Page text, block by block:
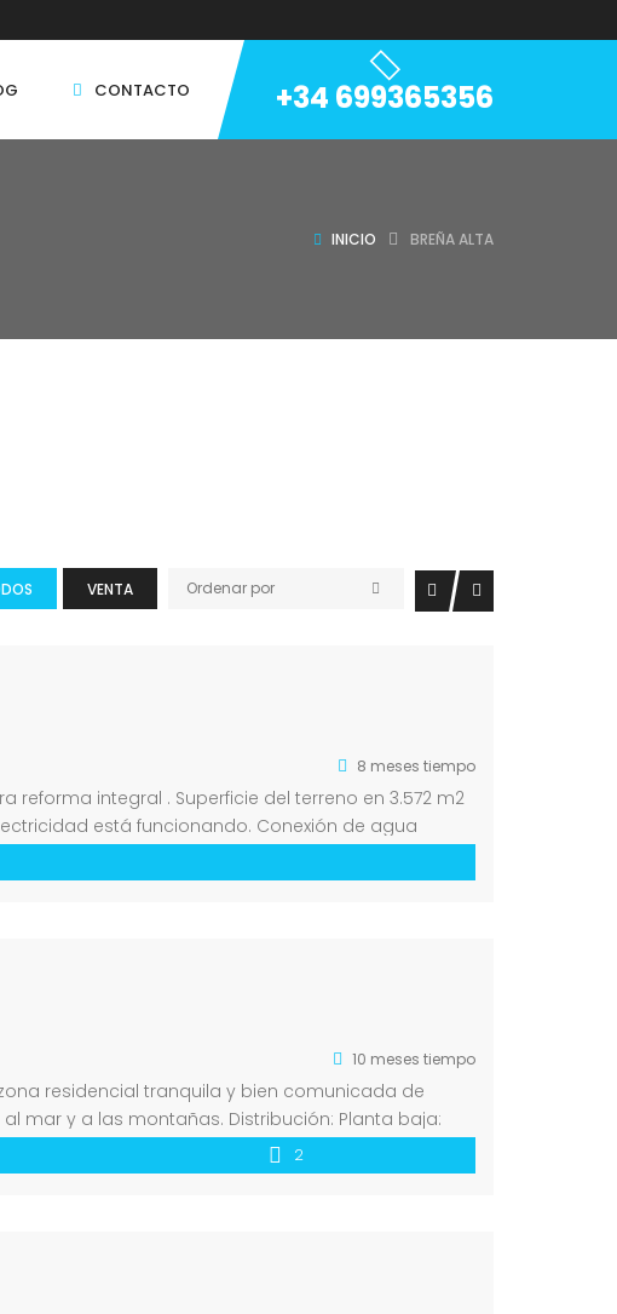
CONTACTO +34 699365356
INICIO BREÑA ALTA
VENTA Ordenar por
8 meses tiempo
reforma integral . Superficie del terreno en 3.572 m2
está funcionando. Conexión de agua
10 meses tiempo
residencial tranquila y bien comunicada de
mar y a las montañas. Distribución: Planta baja:
2